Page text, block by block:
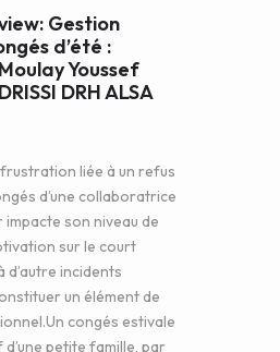
Gestion
d’été :
Youssef
DRH ALSA
frustration liée à un refus
d’une collaboratrice
impacte son niveau de
sur le court
d’autre incidents
un élément de
congés estivale
petite famille, par